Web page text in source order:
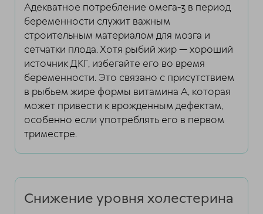
Адекватное потребление омега-3 в период
беременности служит важным
строительным материалом для мозга и
сетчатки плода. Хотя рыбий жир — хороший
источник ДКГ, избегайте его во время
беременности. Это связано с присутствием
в рыбьем жире формы витамина А, которая
может привести к врожденным дефектам,
особенно если употреблять его в первом
триместре.
Снижение уровня холестерина